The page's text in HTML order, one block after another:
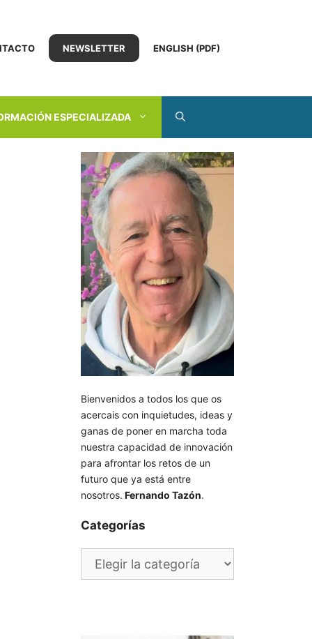
NEWSLETTER ENGLISH (PDF)
ESPECIALIZADA
Bienvenidos a todos los que os
acercais con inquietudes, ideas y
ganas de poner en marcha toda
nuestra capacidad de innovación
para afrontar los retos de un
futuro que ya está entre
nosotros. Fernando Tazón.
Categorías